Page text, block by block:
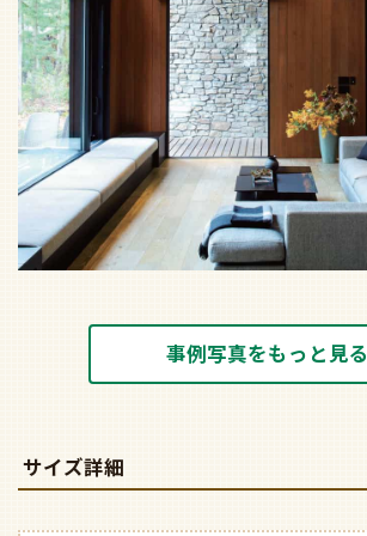
事例写真をもっと見る
サイズ詳細